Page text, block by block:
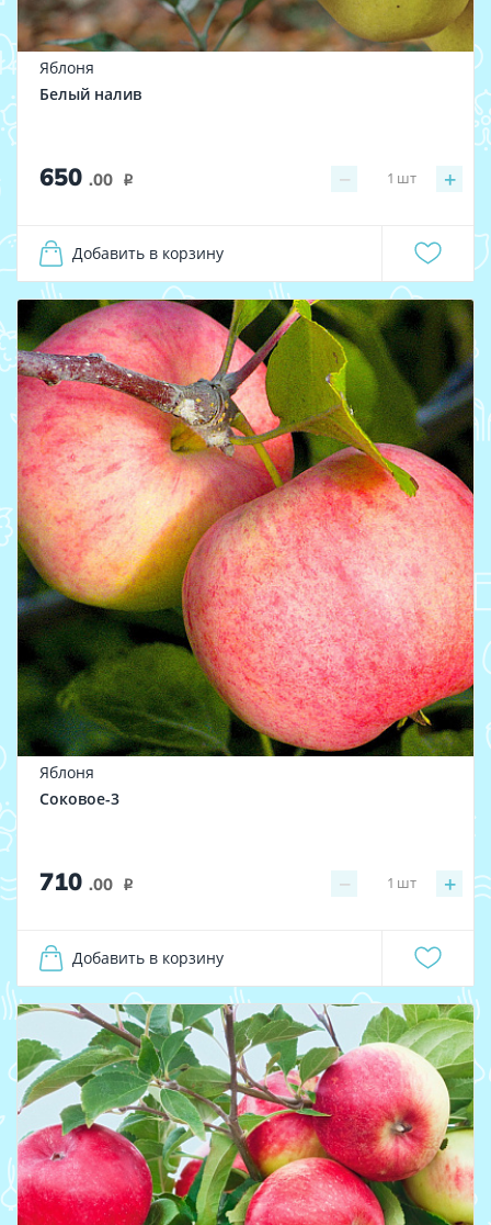
Яблоня
Белый налив
650 .00 i − +
1 шт
Добавить в корзину
Яблоня
Соковое-3
710 .00 i − +
1 шт
Добавить в корзину